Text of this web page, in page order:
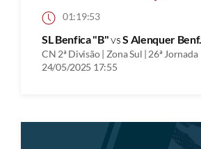
01:19:53
SL Benfica "B"vsS Alenquer Benf.
CN 2ª Divisão | Zona Sul | 26ª Jornada
24/05/2025 17:55